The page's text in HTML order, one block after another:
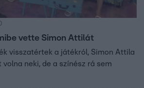
vette Simon Attilát
visszatértek a játékról, Simon Attila
neki, de a színész rá sem